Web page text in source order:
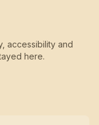
accessibility and
here.